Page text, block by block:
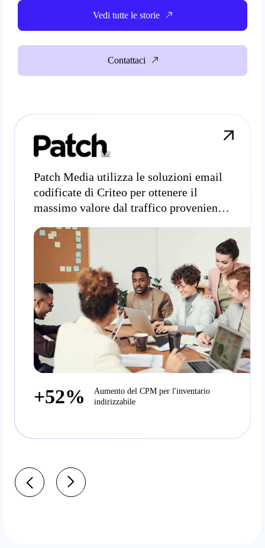
Vedi tutte le storie
Contattaci
Patch Media utilizza le soluzioni email
codificate di Criteo per ottenere il
massimo valore dal traffico proveniente
+52%
Aumento del CPM per l'inventario
indirizzabile